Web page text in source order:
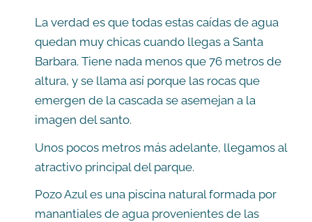
La verdad es que todas estas caídas de agua
quedan muy chicas cuando llegas a Santa
Barbara. Tiene nada menos que 76 metros de
altura, y se llama así porque las rocas que
emergen de la cascada se asemejan a la
imagen del santo.
Unos pocos metros más adelante, llegamos al
atractivo principal del parque.
Pozo Azul es una piscina natural formada por
manantiales de agua provenientes de las